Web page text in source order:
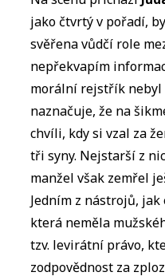
jako čtvrtý v pořadí,
svěřena vůdčí role
nepřekvapím
morální rejstřík nebyl
naznačuje, že na
chvíli, kdy si vzal za
tři syny. Nejstarší z
manžel však zemřel
Jedním z nástrojů,
která neměla
tzv. levirátní právo,
zodpovědnost za